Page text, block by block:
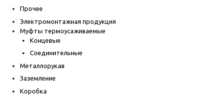
Прочее
Электромонтажная продукция
Муфты термоусаживаемые
Концевые
Соединительные
Металлорукав
Заземление
Коробка